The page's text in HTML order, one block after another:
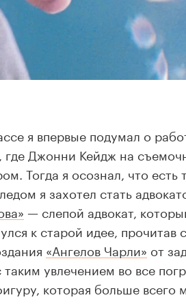
я впервые подумал о
где Джонни Кейдж на
Тогда я осознал, что
я захотел стать
— слепой адвокат,
к старой идее, прочитав
«Ангелов Чарли» от
увлечением во все
которая больше всего